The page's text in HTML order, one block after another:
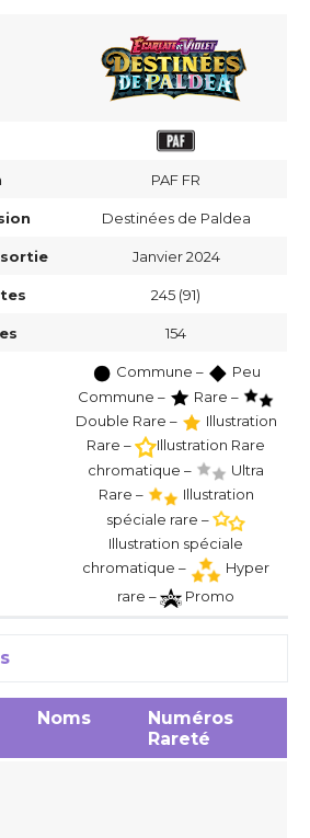
PAF FR
Destinées de Paldea
sortie Janvier 2024
245 (91)
154
Commune –
Peu
Commune –
Rare –
Double Rare –
Illustration
Rare –
Illustration Rare
chromatique –
Ultra
Rare –
Illustration
spéciale rare –
Illustration spéciale
chromatique –
Hyper
rare –
Promo
Noms
Numéros
Rareté